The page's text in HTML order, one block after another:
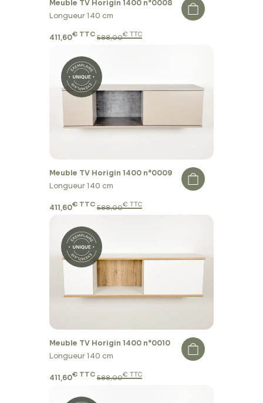
Meuble TV Horigin 1400 n°0008
Longueur 140 cm
411,60€ TTC
588,00
€ TTC
Meuble TV Horigin 1400 n°0009
Longueur 140 cm
411,60€ TTC
588,00
€ TTC
Meuble TV Horigin 1400 n°0010
Longueur 140 cm
411,60€ TTC
588,00
€ TTC